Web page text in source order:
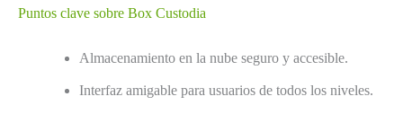
Puntos clave sobre Box Custodia
Almacenamiento en la nube seguro y accesible.
Interfaz amigable para usuarios de todos los niveles.